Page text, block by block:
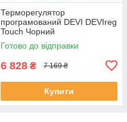
Терморегулятор
програмований DEVI DEVIreg
Touch Чорний
Готово до відправки
6 828 ₴ 7 169 ₴
Купити